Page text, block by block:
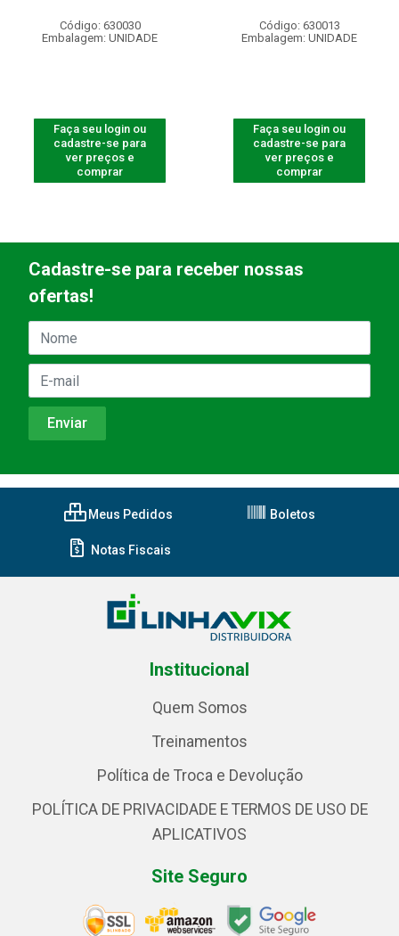
Código: 630030
Embalagem: UNIDADE
Faça seu login ou
cadastre-se para
ver preços e
comprar
Código: 630013
Embalagem: UNIDADE
Faça seu login ou
cadastre-se para
ver preços e
comprar
Cadastre-se para receber nossas
ofertas!
Meus Pedidos Boletos
Notas Fiscais
Institucional
Quem Somos
Treinamentos
Política de Troca e Devolução
POLÍTICA DE PRIVACIDADE E TERMOS DE USO DE
APLICATIVOS
Site Seguro